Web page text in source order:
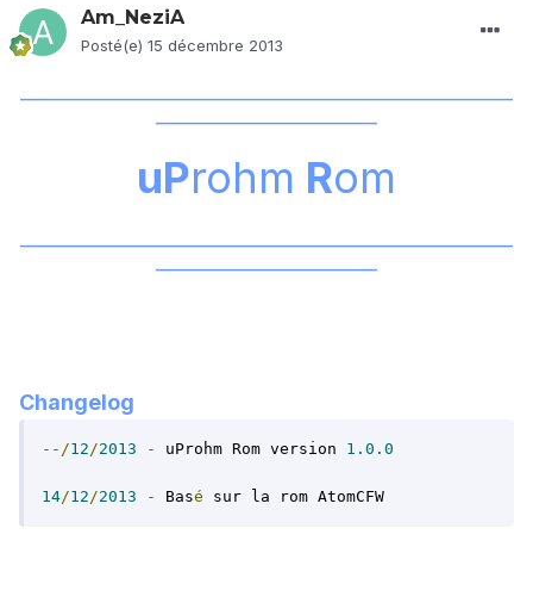
Am_NeziA
Posté(e) 15 décembre 2013
uProhm Rom
Changelog
--/12/2013 - uProhm Rom version 1.0.0
14/12/2013 - Basé sur la rom AtomCFW